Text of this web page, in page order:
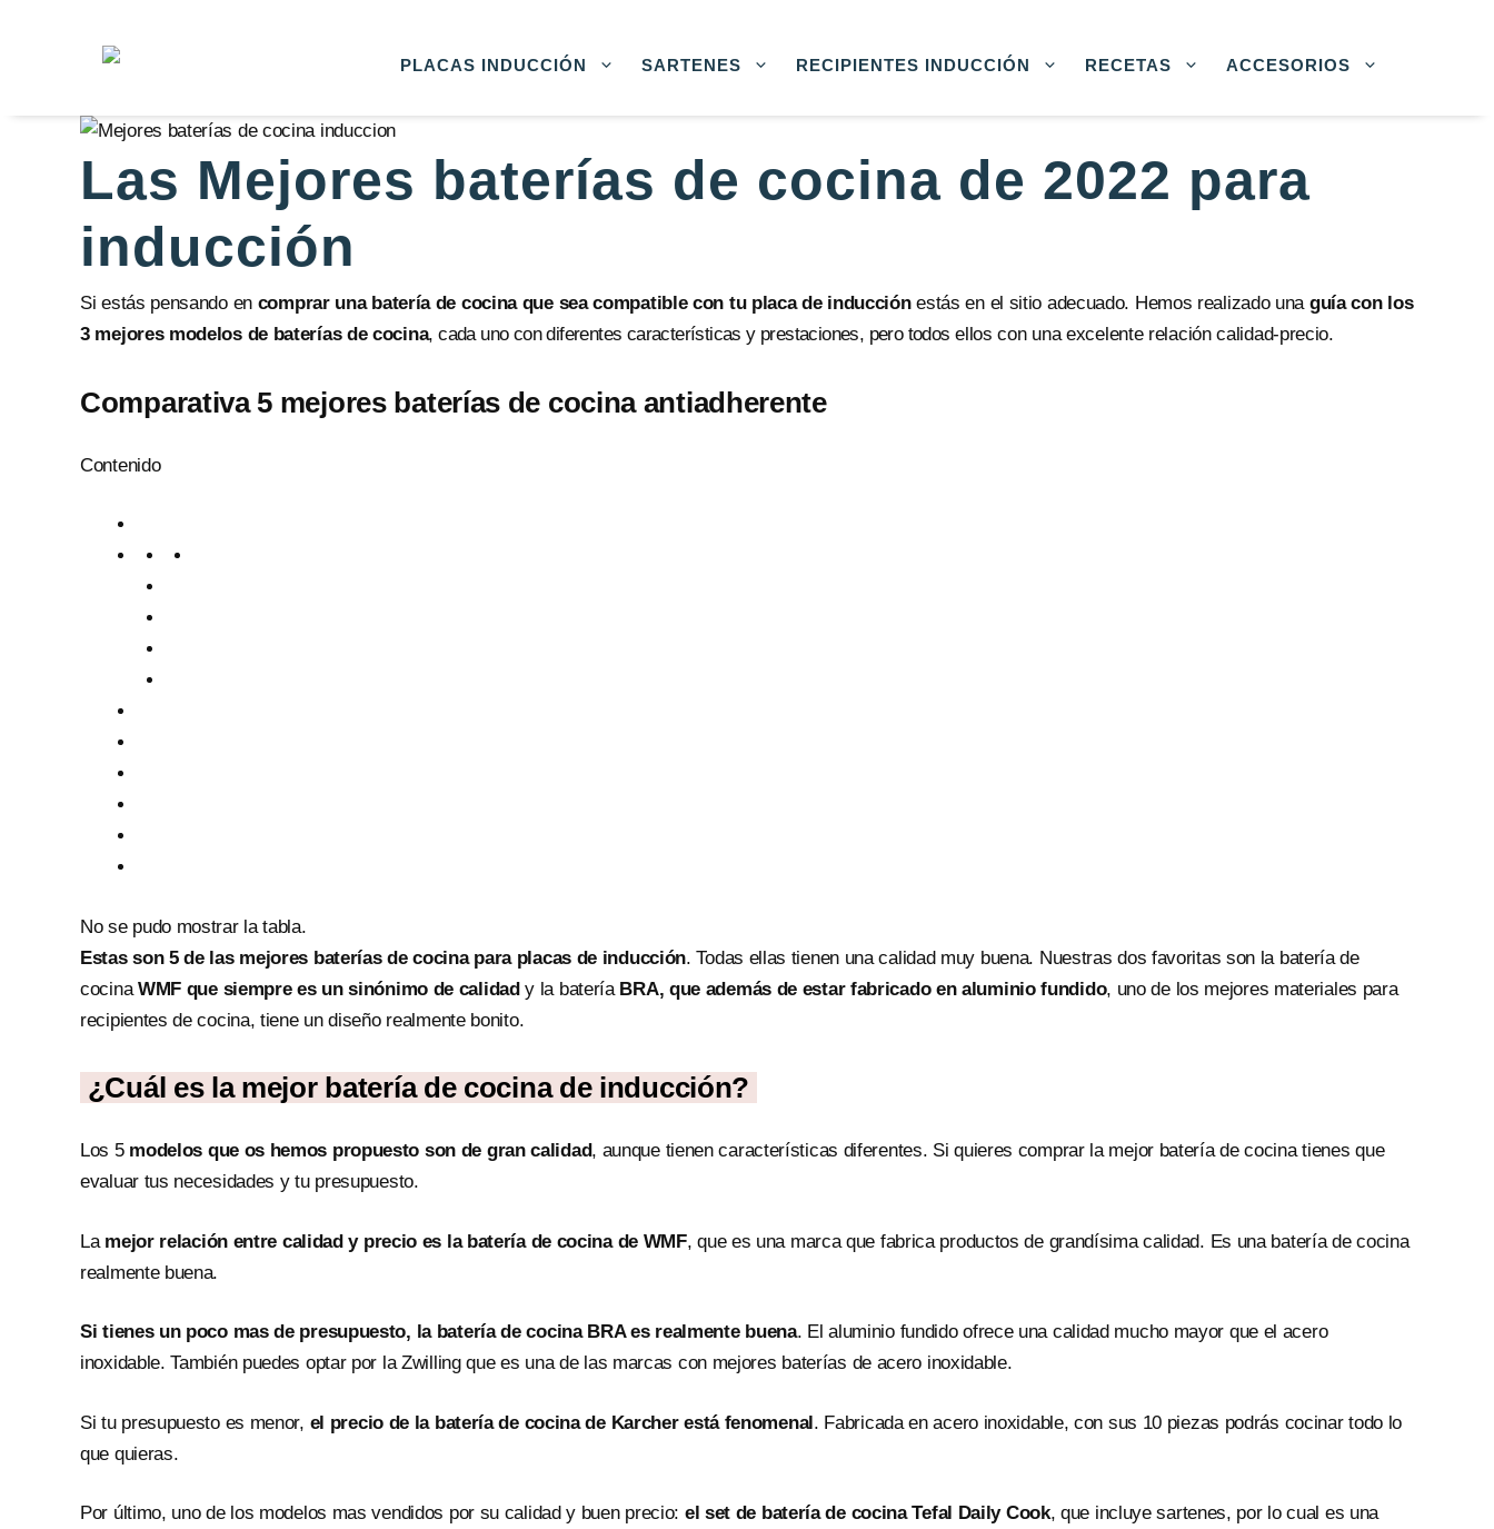
PLACAS INDUCCIÓN SARTENES RECIPIENTES INDUCCIÓN RECETAS ACCESORIOS
Las Mejores baterías de cocina de 2022 para
inducción
Si estás pensando en comprar una batería de cocina que sea compatible con tu placa de inducciónestás en el sitio adecuado. Hemos realizado una guía con los
3 mejores modelos de baterías de cocina, cada uno con diferentes características y prestaciones, pero todos ellos con una excelente relación calidad-precio.
Comparativa 5 mejores baterías de cocina antiadherente
Contenido
No se pudo mostrar la tabla.
Estas son 5 de las mejores baterías de cocina para placas de inducción. Todas ellas tienen una calidad muy buena. Nuestras dos favoritas son la batería de
cocina WMF que siempre es un sinónimo de calidady la batería BRA, que además de estar fabricado en aluminio fundido, uno de los mejores materiales para
recipientes de cocina, tiene un diseño realmente bonito.
¿Cuál es la mejor batería de cocina de inducción?
Los 5modelos que os hemos propuesto son de gran calidad, aunque tienen características diferentes. Si quieres comprar la mejor batería de cocina tienes que
evaluar tus necesidades y tu presupuesto.
Lamejor relación entre calidad y precio es la batería de cocina de WMF, que es una marca que fabrica productos de grandísima calidad. Es una batería de cocina
realmente buena.
Si tienes un poco mas de presupuesto, la batería de cocina BRA es realmente buena. El aluminio fundido ofrece una calidad mucho mayor que el acero
inoxidable. También puedes optar por la Zwilling que es una de las marcas con mejores baterías de acero inoxidable.
Si tu presupuesto es menor, el precio de la batería de cocina de Karcher está fenomenal. Fabricada en acero inoxidable, con sus 10 piezas podrás cocinar todo lo
que quieras.
Por último, uno de los modelos mas vendidos por su calidad y buen precio: el set de batería de cocina Tefal Daily Cook, que incluye sartenes, por lo cual es una